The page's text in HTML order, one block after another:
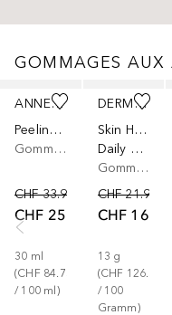
GOMMAGES AUX
ANNEMARIE BÖRLIND
Peeling aux acides de fruits
Gommage visage
CHF 33.90
CHF 25.42
30 ml
(CHF 84.73
/ 100 ml )
DERMALOGICA
Skin Health
Daily Milkfoliant
Gommage visage
CHF 21.90
CHF 16.42
13 g
(CHF 126.31
/ 100
Gramm)